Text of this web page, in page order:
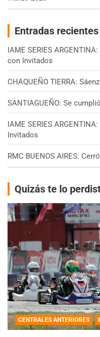
Entradas recientes
IAME SERIES
con Invitados
CHAQUEÑO TIERRA:
SANTIAGUEÑO: Se
IAME SERIES
Invitados
RMC BUENOS AIRES:
Quizás te lo
CENTRALES ANTERIORES